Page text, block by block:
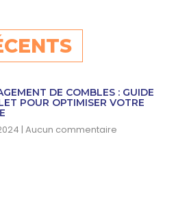
DE COMBLES : GUIDE
POUR OPTIMISER VOTRE
Aucun commentaire